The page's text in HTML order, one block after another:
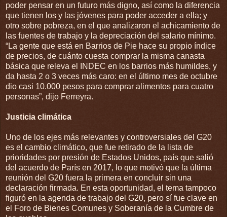
poder pensar en un futuro más digno, así como la diferencia
que tienen los y las jóvenes para poder acceder a ella; y
otro sobre pobreza, en el que analizaron el achicamiento de
las fuentes de trabajo y la depreciación del salario mínimo.
“La gente que está en Barrios de Pie hace su propio índice
de precios, de cuánto cuesta comprar la misma canasta
básica que releva el INDEC en los barrios más humildes, y
da hasta 2 o 3 veces más caro: en el último mes de octubre
dio casi 10.000 pesos para comprar alimentos para cuatro
personas”, dijo Ferreyra.
Justicia climática
Uno de los ejes más relevantes y controversiales del G20
es el cambio climático, que fue retirado de la lista de
prioridades por presión de Estados Unidos, país que salió
del acuerdo de París en 2017, lo que motivó que la última
reunión del G20 fuera la primera en concluir sin una
declaración firmada. En esta oportunidad, el tema tampoco
figuró en la agenda de trabajo del G20, pero sí fue clave en
el Foro de Bienes Comunes y Soberanía de la Cumbre de